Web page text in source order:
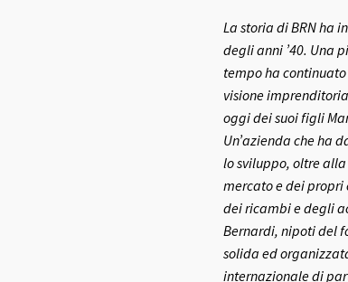
La storia di BRN ha
degli anni ’40. Una
tempo ha
visione
oggi dei suoi figli
Un’azienda che ha
lo sviluppo, oltre
mercato e dei propri
dei ricambi e degli
Bernardi, nipoti del
solida ed
internazionale di